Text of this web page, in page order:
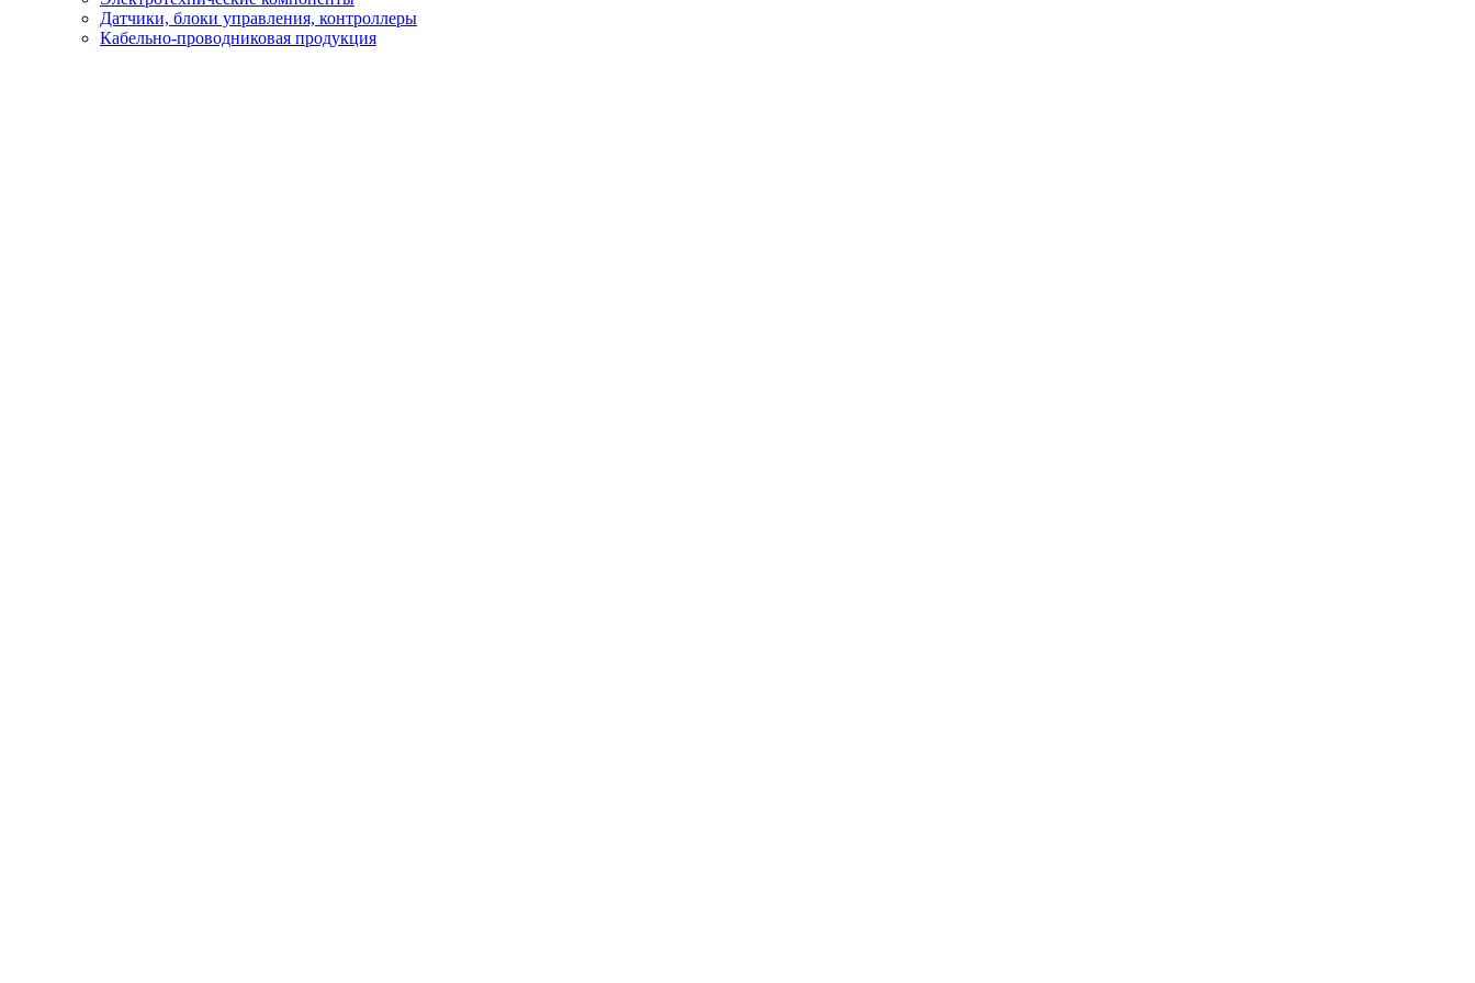
Датчики, блоки управления, контроллеры
Кабельно-проводниковая продукция